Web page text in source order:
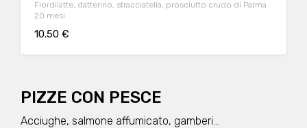
Fiordilatte, datterino, stracciatella, prosciutto crudo di Parma
20 mesi
10.50 €
PIZZE CON PESCE
Acciughe, salmone affumicato, gamberi...